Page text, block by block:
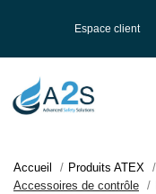
Espace client
Accueil Produits ATEX
Accessoires de contrôle